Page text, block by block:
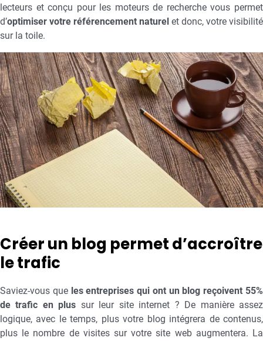
lecteurs et conçu pour les moteurs de recherche vous permet
d’optimiser votre référencement naturel et donc, votre visibilité
sur la toile.
Créer un blog permet d’accroître
le trafic
Saviez-vous que les entreprises qui ont un blog reçoivent 55%
de trafic en plus sur leur site internet ? De manière assez
logique, avec le temps, plus votre blog intégrera de contenus,
plus le nombre de visites sur votre site web augmentera. La